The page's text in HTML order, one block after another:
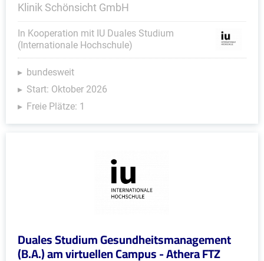
Klinik Schönsicht GmbH
In Kooperation mit IU Duales Studium
(Internationale Hochschule)
bundesweit
Start: Oktober 2026
Freie Plätze: 1
Duales Studium Gesundheitsmanagement
(B.A.) am virtuellen Campus - Athera FTZ